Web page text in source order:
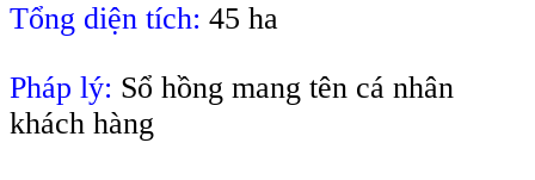
Tổng diện tích: 45 ha
Pháp lý: Sổ hồng mang tên cá nhân
khách hàng